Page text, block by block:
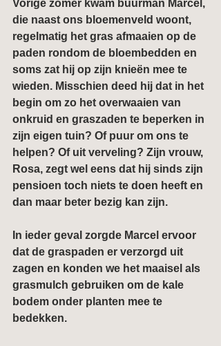
Vorige zomer kwam buurman Marcel,
die naast ons bloemenveld woont,
regelmatig het gras afmaaien op de
paden rondom de bloembedden en
soms zat hij op zijn knieën mee te
wieden. Misschien deed hij dat in het
begin om zo het overwaaien van
onkruid en graszaden te beperken in
zijn eigen tuin? Of puur om ons te
helpen? Of uit verveling? Zijn vrouw,
Rosa, zegt wel eens dat hij sinds zijn
pensioen toch niets te doen heeft en
dan maar beter bezig kan zijn.
In ieder geval zorgde Marcel ervoor
dat de graspaden er verzorgd uit
zagen en konden we het maaisel als
grasmulch gebruiken om de kale
bodem onder planten mee te
bedekken.